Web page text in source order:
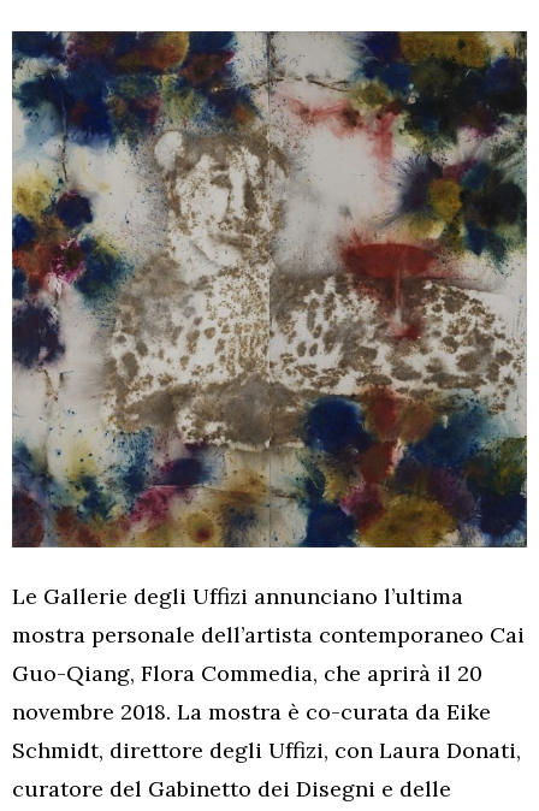
Le Gallerie degli Uffizi annunciano l’ultima
mostra personale dell’artista contemporaneo Cai
Guo-Qiang, Flora Commedia, che aprirà il 20
novembre 2018. La mostra è co-curata da Eike
Schmidt, direttore degli Uffizi, con Laura Donati,
curatore del Gabinetto dei Disegni e delle